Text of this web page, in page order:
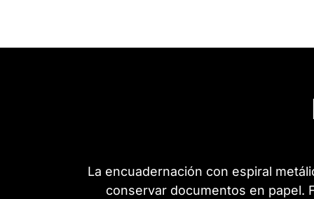
La encuadernación con espiral
conservar documentos en papel.